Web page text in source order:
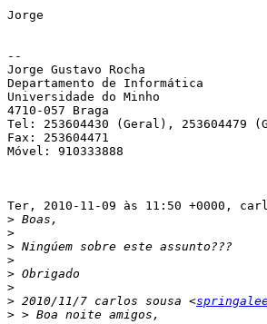
Jorge
--
Jorge Gustavo Rocha
Departamento de Informática
Universidade do Minho
4710-057 Braga
Tel: 253604430 (Geral), 253604479
Fax: 253604471
Móvel: 910333888
Ter, 2010-11-09 às 11:50 +0000,
>
>
>
>
>
>
> 2010/11/7 carlos sousa <
>